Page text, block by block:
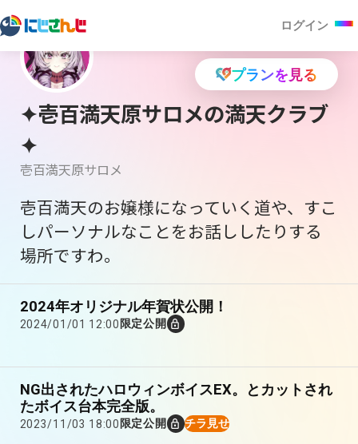
ログイン
プランを見る
✦壱百満天原サロメの満天クラブ
✦
壱百満天原サロメ
壱百満天のお嬢様になっていく道や、すこ
しパーソナルなことをお話ししたりする
場所ですわ。
2024年オリジナル年賀状公開！
2024/01/01 12:00 限定公開
NG出されたハロウィンボイスEX。とカットされ
たボイス台本完全版。
2023/11/03 18:00限定公開 チラ見せ